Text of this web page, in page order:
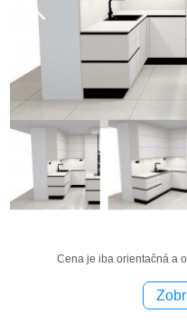
Cena je iba orientačná a